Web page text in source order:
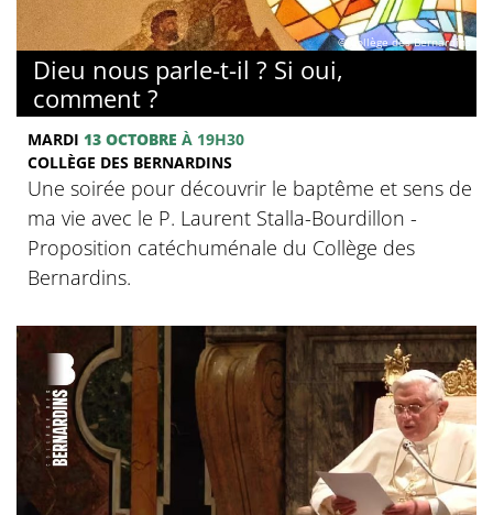
© Collège des Bernardins
Dieu nous parle-t-il ? Si oui,
comment ?
MARDI 13 OCTOBRE À 19H30
COLLÈGE DES BERNARDINS
Une soirée pour découvrir le baptême et sens de
ma vie avec le P. Laurent Stalla-Bourdillon -
Proposition catéchuménale du Collège des
Bernardins.